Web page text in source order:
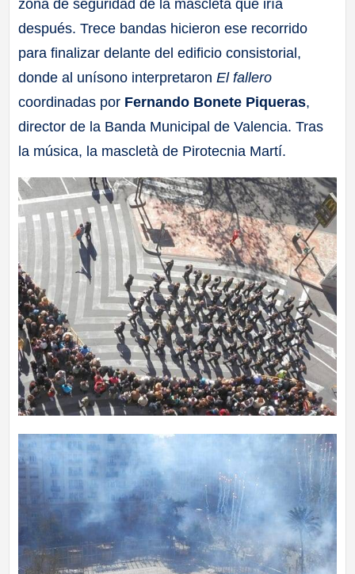
zona de seguridad de la mascletà que iría
después. Trece bandas hicieron ese recorrido
para finalizar delante del edificio consistorial,
donde al unísono interpretaron El fallero
coordinadas por Fernando Bonete Piqueras,
director de la Banda Municipal de Valencia. Tras
la música, la mascletà de Pirotecnia Martí.